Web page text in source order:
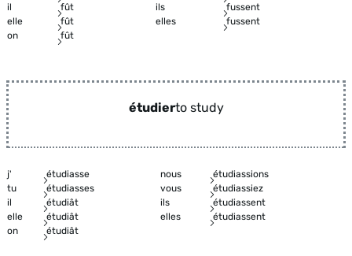
il
fût ils
fussent
elle
fût elles
fussent
on
fût
étudierto study
j' étudiasse nous
étudiassions
tu
étudiasses vous
étudiassiez
il
étudiât ils
étudiassent
elle
étudiât elles
étudiassent
on
étudiât